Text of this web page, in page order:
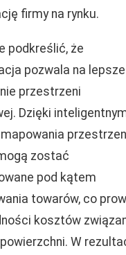
firmy na rynku.
podkreślić, że
pozwala na lepsze
przestrzeni
Dzięki
zostać
pod kątem
towarów, co
kosztów
W